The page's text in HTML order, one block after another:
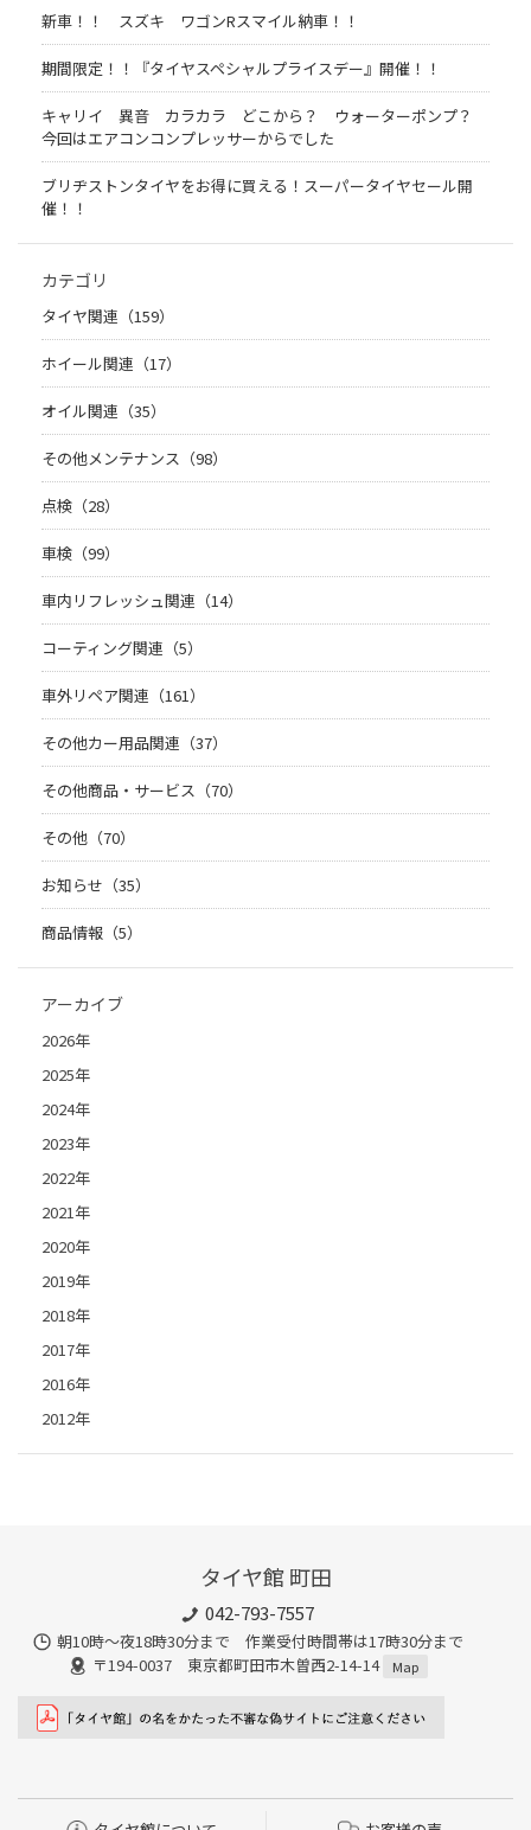
新車！！ スズキ ワゴンRスマイル納車！！
期間限定！！『タイヤスペシャルプライスデー』開催！！
キャリイ 異音 カラカラ どこから？ ウォーターポンプ？
今回はエアコンコンプレッサーからでした
ブリヂストンタイヤをお得に買える！スーパータイヤセール開
催！！
カテゴリ
タイヤ関連（159）
ホイール関連（17）
オイル関連（35）
その他メンテナンス（98）
点検（28）
車検（99）
車内リフレッシュ関連（14）
コーティング関連（5）
車外リペア関連（161）
その他カー用品関連（37）
その他商品・サービス（70）
その他（70）
お知らせ（35）
商品情報（5）
アーカイブ
2026年
2025年
2024年
2023年
2022年
2021年
2020年
2019年
2018年
2017年
2016年
2012年
タイヤ館 町田
042-793-7557
朝10時～夜18時30分まで 作業受付時間帯は17時30分まで
〒194-0037 東京都町田市木曽西2-14-14
Map